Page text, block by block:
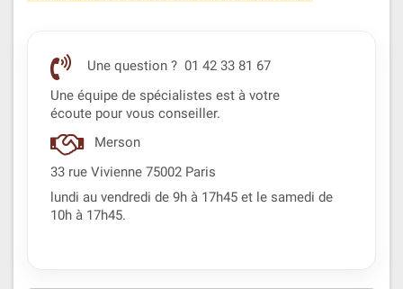
Une question ? 01 42 33 81 67
Une équipe de spécialistes est à votre
écoute pour vous conseiller.
Merson
33 rue Vivienne 75002 Paris
lundi au vendredi de 9h à 17h45 et le samedi de
10h à 17h45.